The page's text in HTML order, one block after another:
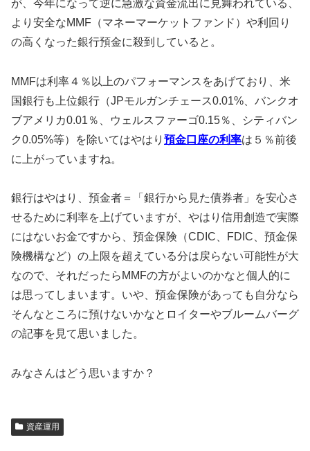
が、今年になって逆に急激な資金流出に見舞われている、
より安全なMMF（マネーマーケットファンド）や利回り
の高くなった銀行預金に殺到していると。
MMFは利率４％以上のパフォーマンスをあげており、米
国銀行も上位銀行（JPモルガンチェース0.01%、バンクオ
ブアメリカ0.01％、ウェルスファーゴ0.15％、シティバン
ク0.05%等）を除いてはやはり 預金口座の利率は５％前後
に上がっていますね。
銀行はやはり、預金者＝「銀行から見た債券者」を安心さ
せるために利率を上げていますが、やはり信用創造で実際
にはないお金ですから、預金保険（CDIC、FDIC、預金保
険機構など）の上限を超えている分は戻らない可能性が大
なので、それだったらMMFの方がよいのかなと個人的に
は思ってしまいます。いや、預金保険があっても自分なら
そんなところに預けないかなとロイターやブルームバーグ
の記事を見て思いました。
みなさんはどう思いますか？
資産運用